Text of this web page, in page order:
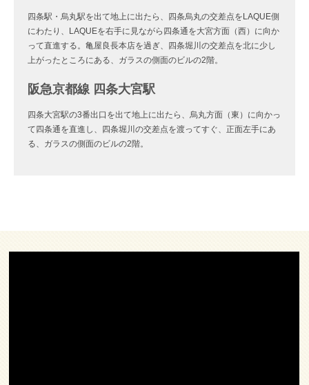
四条駅・烏丸駅を出て地上に出たら、四条烏丸の交差点をLAQUE側
にわたり、LAQUEを右手に見ながら四条通を大宮方面（西）に向か
って直進する。亀屋良長本店を過ぎ、四条堀川の交差点を北に少し
上がったところにある、ガラスの側面のビルの2階。
阪急京都線 四条大宮駅
四条大宮駅の3番出口を出て地上に出たら、烏丸方面（東）に向かっ
て四条通を直進し、四条堀川の交差点を渡ってすぐ、正面左手にあ
る、ガラスの側面のビルの2階。